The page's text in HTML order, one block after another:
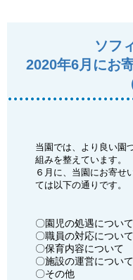
ソフ
2020年6月にお
当園では、より良い園
組みを整えています。
６月に、当園にお寄せ
ては以下の通りです。
〇園児の処遇につい
〇職員の対応につい
〇保育内容につい
〇施設の運営につい
〇その他